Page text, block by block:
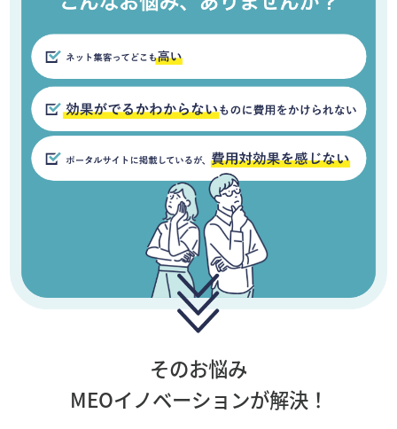
そのお悩み
MEOイノベーションが解決！